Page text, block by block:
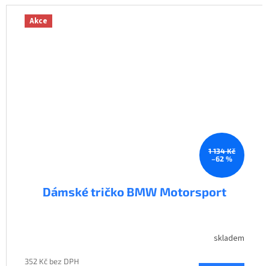
Akce
1 134 Kč
–62 %
Dámské tričko BMW Motorsport
skladem
352 Kč bez DPH